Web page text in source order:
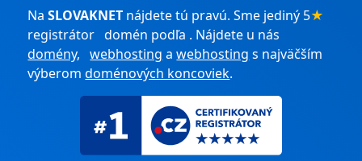
NaSLOVAKNET nájdete tú pravú. Sme jediný 5★
registrátor domén podľa . Nájdete u nás
domény,webhosting awebhosting s najväčším
výberomdoménových koncoviek.